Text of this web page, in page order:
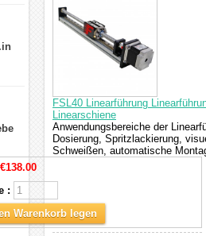
FSL40 Linearführung
Linearschiene
Anwendungsbereiche der
Dosierung, Spritzlackierung,
Schweißen, automatische
€138.00
:
Warenkorb legen